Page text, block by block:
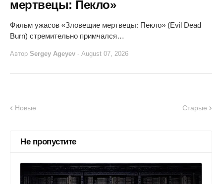
мертвецы: Пекло»
Фильм ужасов «Зловещие мертвецы: Пекло» (Evil Dead
Burn) стремительно примчался…
Автор Sergey Ageyev - August 07, 2026
Новые Старые
Не пропустите